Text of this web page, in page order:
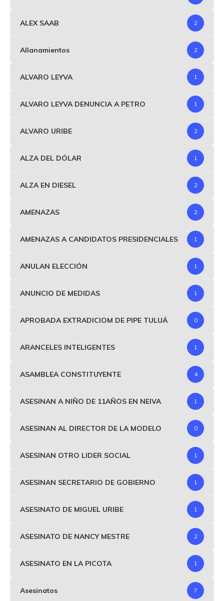
ALEX SAAB 2
Allanamientos 2
ALVARO LEYVA 1
ALVARO LEYVA DENUNCIA A PETRO 1
ALVARO URIBE 2
ALZA DEL DÓLAR 1
ALZA EN DIESEL 2
AMENAZAS 2
AMENAZAS A CANDIDATOS PRESIDENCIALES 1
ANULAN ELECCIÓN 1
ANUNCIO DE MEDIDAS 1
APROBADA EXTRADICIOM DE PIPE TULUÁ 0
ARANCELES INTELIGENTES 1
ASAMBLEA CONSTITUYENTE 4
ASESINAN A NIÑO DE 11AÑOS EN NEIVA 1
ASESINAN AL DIRECTOR DE LA MODELO 0
ASESINAN OTRO LIDER SOCIAL 1
ASESINAN SECRETARIO DE GOBIERNO 1
ASESINATO DE MIGUEL URIBE 1
ASESINATO DE NANCY MESTRE 2
ASESINATO EN LA PICOTA 1
Asesinatos 7